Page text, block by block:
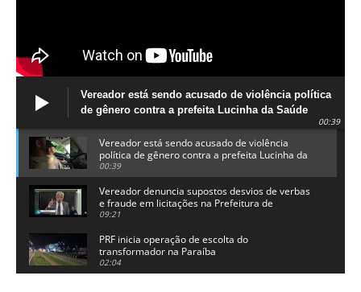
Vereador está sendo acusado de violência política
de gênero contra a prefeita Lucinha da Saúde
00:39
Vereador está sendo acusado de violência
política de gênero contra a prefeita Lucinha da
Saúde
00:39
Vereador denuncia supostos desvios de verbas
e fraude em licitações na Prefeitura de
Alhandra
09:21
PRF inicia operação de escolta do
transformador na Paraíba
02:04